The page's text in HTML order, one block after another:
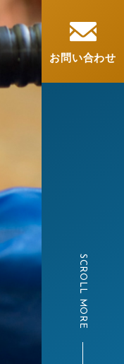
お問い合わせ
SCROLL MORE